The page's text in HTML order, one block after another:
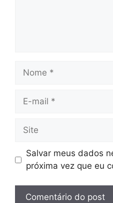
Nome
Site
Salvar meus dados
próxima vez que eu